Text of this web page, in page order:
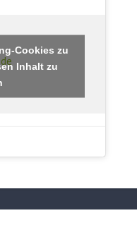
Cookies zu
Inhalt zu